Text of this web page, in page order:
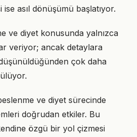
ise asıl dönüşümü başlatıyor.
ve diyet konusunda yalnızca
veriyor; ancak detaylara
çok daha
ve diyet sürecinde
doğrudan etkiler. Bu
özgü bir yol çizmesi